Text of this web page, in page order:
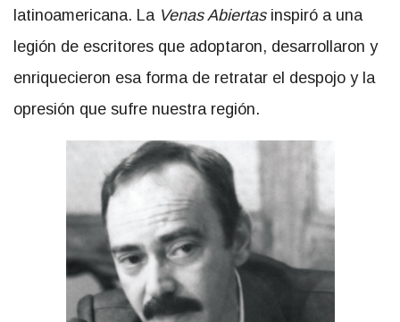
latinoamericana. La Venas Abiertasinspiró a una
legión de escritores que adoptaron, desarrollaron y
enriquecieron esa forma de retratar el despojo y la
opresión que sufre nuestra región.